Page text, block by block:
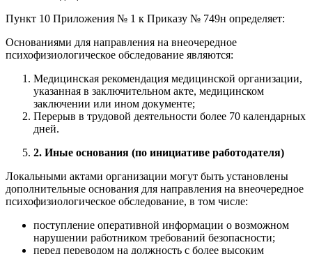
Пункт 10 Приложения № 1 к Приказу № 749н определяет:
Основаниями для направления на внеочередное
психофизиологическое обследование являются:
Медицинская рекомендация медицинской организации,
указанная в заключительном акте, медицинском
заключении или ином документе;
Перерыв в трудовой деятельности более 70 календарных
дней.
2. Иные основания (по инициативе работодателя)
Локальными актами организации могут быть установлены
дополнительные основания для направления на внеочередное
психофизиологическое обследование, в том числе:
поступление оперативной информации о возможном
нарушении работником требований безопасности;
перед переводом на должность с более высоким